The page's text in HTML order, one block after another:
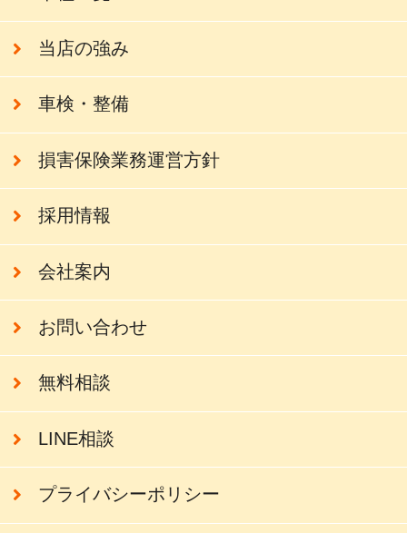
当店の強み
車検・整備
損害保険業務運営方針
採用情報
会社案内
お問い合わせ
無料相談
LINE相談
プライバシーポリシー